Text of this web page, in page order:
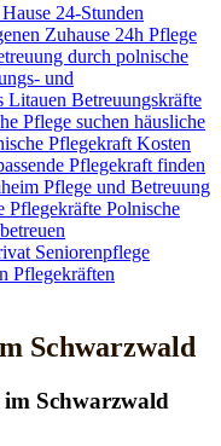
24-Stunden
Zuhause 24h Pflege
durch polnische
und
Litauen Betreuungskräfte
Pflege suchen häusliche
Pflegekraft Kosten
Pflegekraft finden
Pflege und Betreuung
Pflegekräfte Polnische
Seniorenpflege
Pflegekräften
Schwarzwald
Schwarzwald